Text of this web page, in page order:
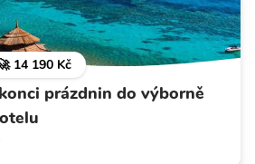
14 190 Kč
prázdnin do výborně